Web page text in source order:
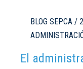
BLOG SEPCA /
El